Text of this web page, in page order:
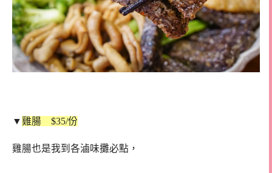
▼雞腸 $35/份
雞腸也是我到各滷味攤必點，